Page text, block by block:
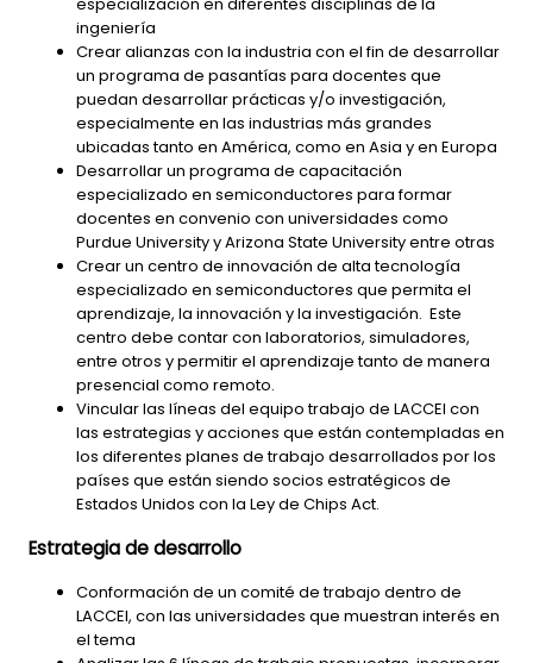
ingeniería
Crear alianzas con la industria con el fin de desarrollar
un programa de pasantías para docentes que
puedan desarrollar prácticas y/o investigación,
especialmente en las industrias más grandes
ubicadas tanto en América, como en Asia y en Europa
Desarrollar un programa de capacitación
especializado en semiconductores para formar
docentes en convenio con universidades como
Purdue University y Arizona State University entre otras
Crear un centro de innovación de alta tecnología
especializado en semiconductores que permita el
aprendizaje, la innovación y la investigación. Este
centro debe contar con laboratorios, simuladores,
entre otros y permitir el aprendizaje tanto de manera
presencial como remoto.
Vincular las líneas del equipo trabajo de LACCEI con
las estrategias y acciones que están contempladas en
los diferentes planes de trabajo desarrollados por los
países que están siendo socios estratégicos de
Estados Unidos con la Ley de Chips Act.
Estrategia de desarrollo
Conformación de un comité de trabajo dentro de
LACCEI, con las universidades que muestran interés en
el tema